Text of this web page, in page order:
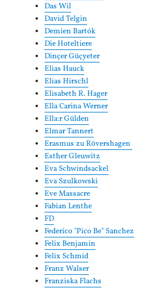
Das Wil
David Telgin
Demien Bartók
Die Hoteltiere
Dinçer Güçyeter
Elias Hauck
Elias Hirschl
Elisabeth R. Hager
Ella Carina Werner
Ella:r Gülden
Elmar Tannert
Erasmus zu Rövershagen
Esther Gleuwitz
Eva Schwindsackel
Eva Szulkowski
Eve Massacre
Fabian Lenthe
FD
Federico "Pico Be" Sanchez
Felix Benjamin
Felix Schmid
Franz Walser
Franziska Flachs